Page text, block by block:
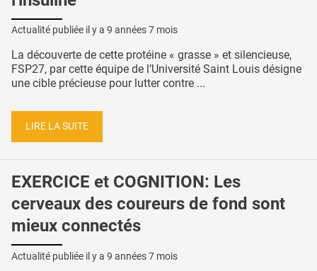
Actualité publiée il y a 9 années 7 mois
La découverte de cette protéine « grasse » et silencieuse,
FSP27, par cette équipe de l’Université Saint Louis désigne
une cible précieuse pour lutter contre ...
LIRE LA SUITE
EXERCICE et COGNITION: Les
cerveaux des coureurs de fond sont
mieux connectés
Actualité publiée il y a 9 années 7 mois